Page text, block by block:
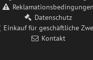
Reklamationsbedingungen
Datenschutz
Einkauf für geschäftliche
Kontakt